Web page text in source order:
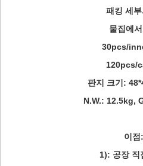
패킹 세
물집에
30pcs/
120pcs/
판지 크기:
N.W.: 12.5kg,
이점:
1): 공장 직